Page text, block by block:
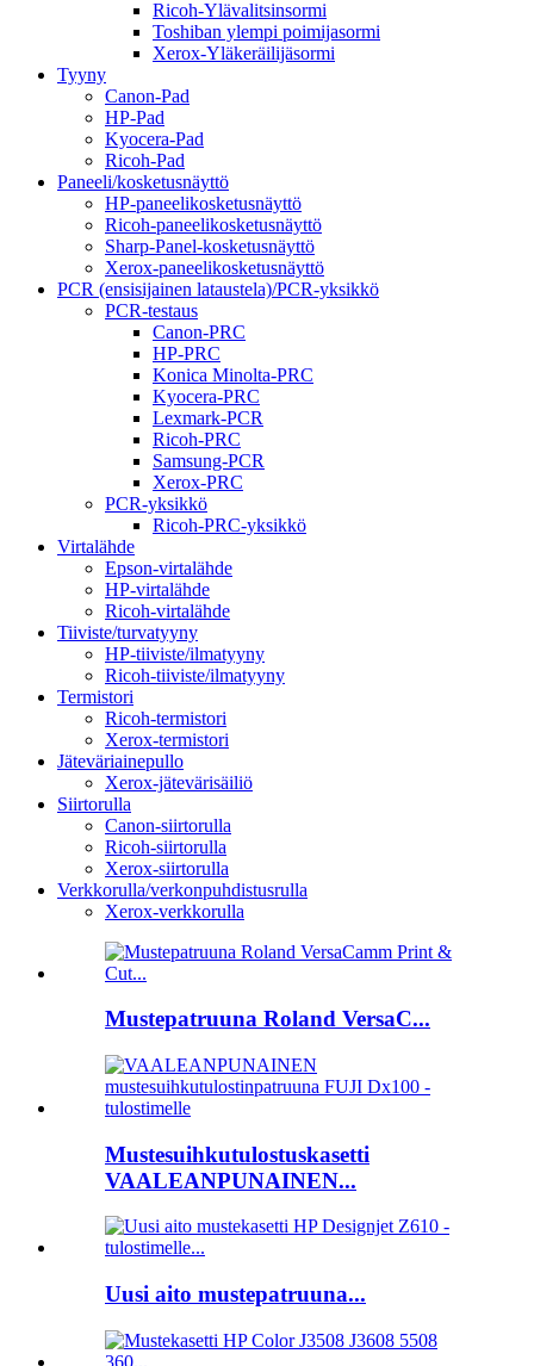
Ricoh-Ylävalitsinsormi
Toshiban ylempi poimijasormi
Xerox-Yläkeräilijäsormi
Tyyny
Canon-Pad
HP-Pad
Kyocera-Pad
Ricoh-Pad
Paneeli/kosketusnäyttö
HP-paneelikosketusnäyttö
Ricoh-paneelikosketusnäyttö
Sharp-Panel-kosketusnäyttö
Xerox-paneelikosketusnäyttö
PCR (ensisijainen lataustela)/PCR-yksikkö
PCR-testaus
Canon-PRC
HP-PRC
Konica Minolta-PRC
Kyocera-PRC
Lexmark-PCR
Ricoh-PRC
Samsung-PCR
Xerox-PRC
PCR-yksikkö
Ricoh-PRC-yksikkö
Virtalähde
Epson-virtalähde
HP-virtalähde
Ricoh-virtalähde
Tiiviste/turvatyyny
HP-tiiviste/ilmatyyny
Ricoh-tiiviste/ilmatyyny
Termistori
Ricoh-termistori
Xerox-termistori
Jäteväriainepullo
Xerox-jätevärisäiliö
Siirtorulla
Canon-siirtorulla
Ricoh-siirtorulla
Xerox-siirtorulla
Verkkorulla/verkonpuhdistusrulla
Xerox-verkkorulla
Mustepatruuna Roland VersaC...
Mustesuihkutulostuskasetti
VAALEANPUNAINEN...
Uusi aito mustepatruuna...